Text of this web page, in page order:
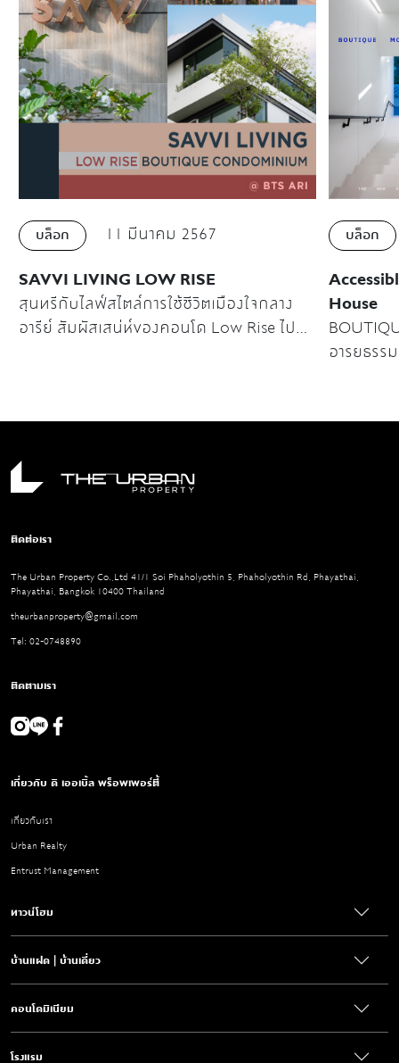
บล็อก 11 มีนาคม 2567
SAVVI LIVING LOW RISE
สุนทรีกับไลฟ์สไตล์การใช้ชีวิตเมืองใจกลาง
อารีย์ สัมผัสเสน่ห์ของคอนโด Low Rise ไป
บล็อก
House
อารยธรร
ประกอบที่
ติดต่อเรา
The Urban Property Co.,Ltd 41/1 Soi Phaholyothin 5, Phaholyothin Rd, Phayathai,
Phayathai, Bangkok 10400 Thailand
theurbanproperty@gmail.com
Tel: 02-0748890
ติดตามเรา
เกี่ยวกับ ดิ เออเบิ้ล พร็อพเพอร์ตี้
เกี่ยวกับเรา
Urban Realty
Entrust Management
ทาวน์โฮม
บ้านแฝด | บ้านเดี่ยว
คอนโดมิเนียม
โรงแรม